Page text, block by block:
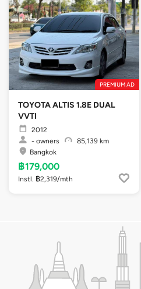
PREMIUM AD
TOYOTA ALTIS 1.8E DUAL
VVTI
2012
- owners
85,139 km
Bangkok
฿179,000
Instl. ฿2,319/mth